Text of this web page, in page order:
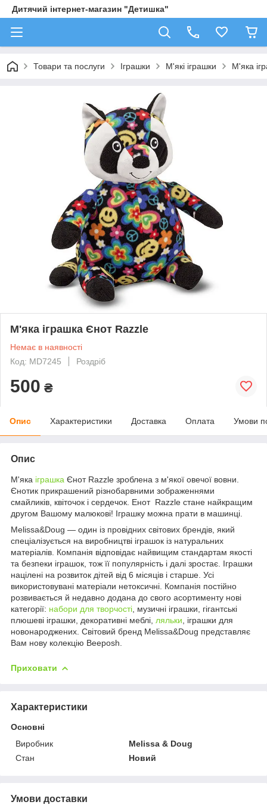
Дитячий інтернет-магазин "Детишка"
Товари та послуги Іграшки М'які іграшки М'яка
М'яка іграшка Єнот Razzle
Немає в наявності
Код: MD7245
Роздріб
500 ₴
Опис Характеристики Доставка Оплата Умови
Опис
М'яка іграшка Єнот Razzle зроблена з м'якої овечої вовни.
Єнотик прикрашений різнобарвними зображеннями
смайликів, квіточок і сердечок. Енот Razzle стане найкращим
другом Вашому малюкові! Іграшку можна прати в машинці.
Melissa&Doug — один із провідних світових брендів, який
спеціалізується на виробництві іграшок із натуральних
матеріалів. Компанія відповідає найвищим стандартам якості
та безпеки іграшок, тож її популярність і далі зростає. Іграшки
націлені на розвиток дітей від 6 місяців і старше. Усі
використовувані матеріали нетоксичні. Компанія постійно
розвивається й недавно додана до свого асортименту нові
категорії: набори для творчості , музичні іграшки, гігантські
плюшеві іграшки, декоративні меблі, ляльки , іграшки для
новонароджених. Світовий бренд Melissa&Doug представляє
Вам нову колекцію Beeposh.
Приховати
Характеристики
Основні
Виробник
Melіssa & Doug
Стан
Новий
Умови доставки